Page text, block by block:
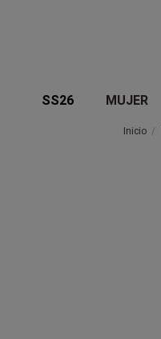
SS26 MUJER
Inicio